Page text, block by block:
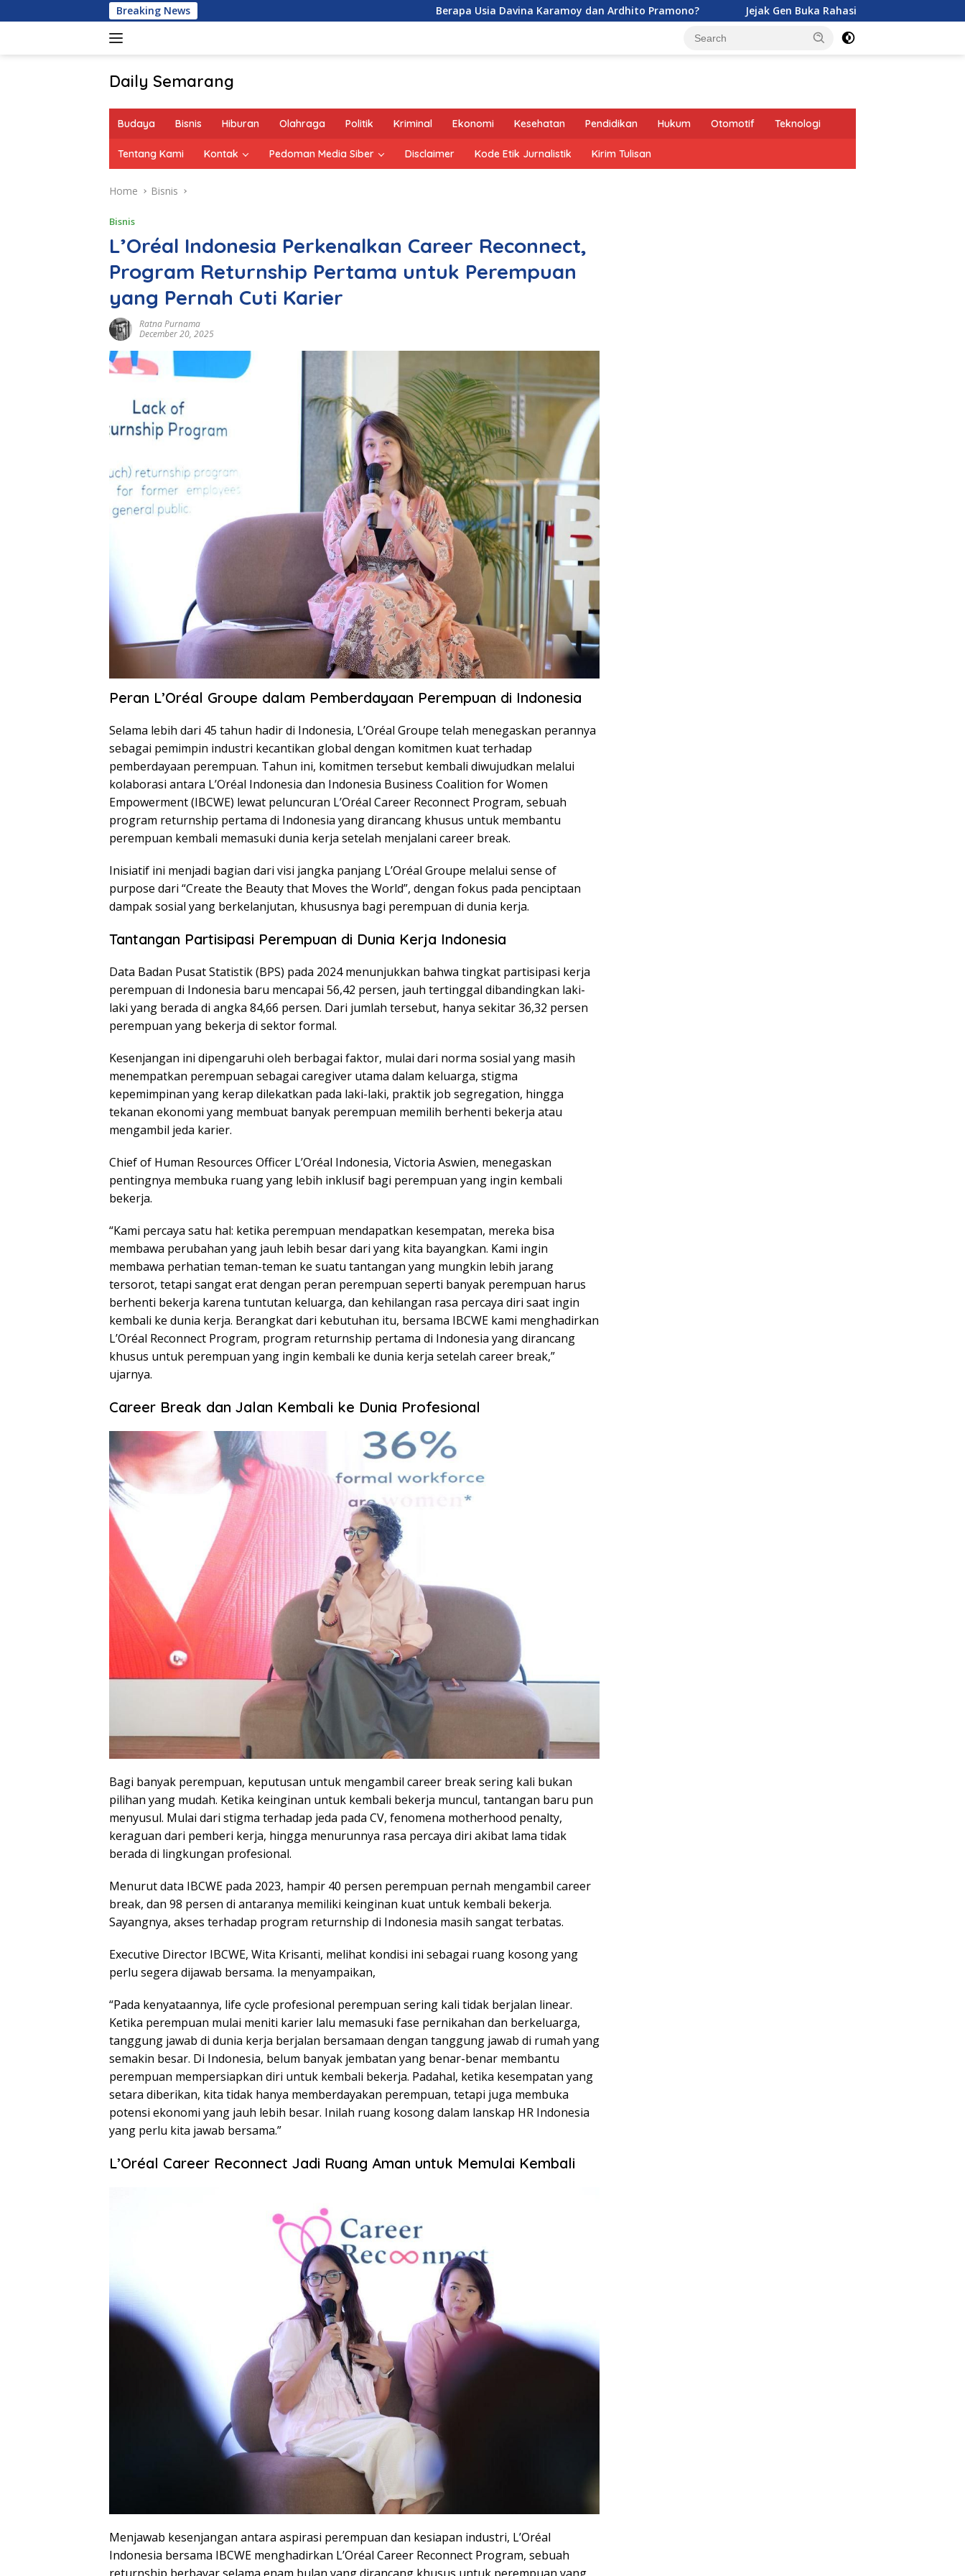
to
Breaking News Berapa Usia Davina Karamoy dan Ardhito Pramono? Jejak Gen Buka Rahasia Kucing di Eropa oleh Tentara
Daily Semarang
Hari
Informasi
Anda"
Budaya Bisnis Hiburan Olahraga Politik Kriminal Ekonomi Kesehatan Pendidikan Hukum Otomotif Teknologi
Tentang Kami Kontak Pedoman Media Siber Disclaimer Kode Etik Jurnalistik Kirim Tulisan
Home Bisnis
Bisnis
L’Oréal Indonesia Perkenalkan Career Reconnect,
Program Returnship Pertama untuk Perempuan
yang Pernah Cuti Karier
Ratna Purnama
December 20, 2025
Peran L’Oréal Groupe dalam Pemberdayaan Perempuan di Indonesia
Selama lebih dari 45 tahun hadir di Indonesia, L’Oréal Groupe telah menegaskan perannya
sebagai pemimpin industri kecantikan global dengan komitmen kuat terhadap
pemberdayaan perempuan. Tahun ini, komitmen tersebut kembali diwujudkan melalui
kolaborasi antara L’Oréal Indonesia dan Indonesia Business Coalition for Women
Empowerment (IBCWE) lewat peluncuran L’Oréal Career Reconnect Program, sebuah
program returnship pertama di Indonesia yang dirancang khusus untuk membantu
perempuan kembali memasuki dunia kerja setelah menjalani career break.
Inisiatif ini menjadi bagian dari visi jangka panjang L’Oréal Groupe melalui sense of
purpose dari “Create the Beauty that Moves the World”, dengan fokus pada penciptaan
dampak sosial yang berkelanjutan, khususnya bagi perempuan di dunia kerja.
Tantangan Partisipasi Perempuan di Dunia Kerja Indonesia
Data Badan Pusat Statistik (BPS) pada 2024 menunjukkan bahwa tingkat partisipasi kerja
perempuan di Indonesia baru mencapai 56,42 persen, jauh tertinggal dibandingkan laki-
laki yang berada di angka 84,66 persen. Dari jumlah tersebut, hanya sekitar 36,32 persen
perempuan yang bekerja di sektor formal.
Kesenjangan ini dipengaruhi oleh berbagai faktor, mulai dari norma sosial yang masih
menempatkan perempuan sebagai caregiver utama dalam keluarga, stigma
kepemimpinan yang kerap dilekatkan pada laki-laki, praktik job segregation, hingga
tekanan ekonomi yang membuat banyak perempuan memilih berhenti bekerja atau
mengambil jeda karier.
Chief of Human Resources Officer L’Oréal Indonesia, Victoria Aswien, menegaskan
pentingnya membuka ruang yang lebih inklusif bagi perempuan yang ingin kembali
bekerja.
“Kami percaya satu hal: ketika perempuan mendapatkan kesempatan, mereka bisa
membawa perubahan yang jauh lebih besar dari yang kita bayangkan. Kami ingin
membawa perhatian teman-teman ke suatu tantangan yang mungkin lebih jarang
tersorot, tetapi sangat erat dengan peran perempuan seperti banyak perempuan harus
berhenti bekerja karena tuntutan keluarga, dan kehilangan rasa percaya diri saat ingin
kembali ke dunia kerja. Berangkat dari kebutuhan itu, bersama IBCWE kami menghadirkan
L’Oréal Reconnect Program, program returnship pertama di Indonesia yang dirancang
khusus untuk perempuan yang ingin kembali ke dunia kerja setelah career break,”
ujarnya.
Career Break dan Jalan Kembali ke Dunia Profesional
Bagi banyak perempuan, keputusan untuk mengambil career break sering kali bukan
pilihan yang mudah. Ketika keinginan untuk kembali bekerja muncul, tantangan baru pun
menyusul. Mulai dari stigma terhadap jeda pada CV, fenomena motherhood penalty,
keraguan dari pemberi kerja, hingga menurunnya rasa percaya diri akibat lama tidak
berada di lingkungan profesional.
Menurut data IBCWE pada 2023, hampir 40 persen perempuan pernah mengambil career
break, dan 98 persen di antaranya memiliki keinginan kuat untuk kembali bekerja.
Sayangnya, akses terhadap program returnship di Indonesia masih sangat terbatas.
Executive Director IBCWE, Wita Krisanti, melihat kondisi ini sebagai ruang kosong yang
perlu segera dijawab bersama. Ia menyampaikan,
“Pada kenyataannya, life cycle profesional perempuan sering kali tidak berjalan linear.
Ketika perempuan mulai meniti karier lalu memasuki fase pernikahan dan berkeluarga,
tanggung jawab di dunia kerja berjalan bersamaan dengan tanggung jawab di rumah yang
semakin besar. Di Indonesia, belum banyak jembatan yang benar-benar membantu
perempuan mempersiapkan diri untuk kembali bekerja. Padahal, ketika kesempatan yang
setara diberikan, kita tidak hanya memberdayakan perempuan, tetapi juga membuka
potensi ekonomi yang jauh lebih besar. Inilah ruang kosong dalam lanskap HR Indonesia
yang perlu kita jawab bersama.”
L’Oréal Career Reconnect Jadi Ruang Aman untuk Memulai Kembali
Menjawab kesenjangan antara aspirasi perempuan dan kesiapan industri, L’Oréal
Indonesia bersama IBCWE menghadirkan L’Oréal Career Reconnect Program, sebuah